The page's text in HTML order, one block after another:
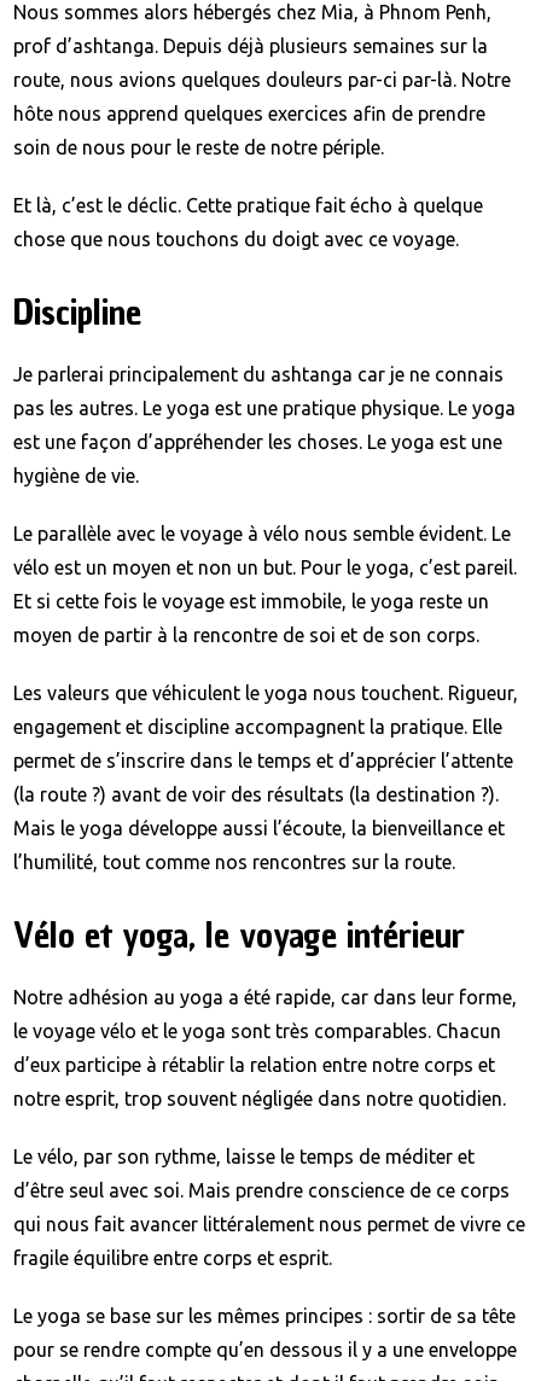
Nous sommes alors hébergés chez Mia, à Phnom Penh,
prof d’ashtanga. Depuis déjà plusieurs semaines sur la
route, nous avions quelques douleurs par-ci par-là. Notre
hôte nous apprend quelques exercices afin de prendre
soin de nous pour le reste de notre périple.
Et là, c’est le déclic. Cette pratique fait écho à quelque
chose que nous touchons du doigt avec ce voyage.
Discipline
Je parlerai principalement du ashtanga car je ne connais
pas les autres. Le yoga est une pratique physique. Le yoga
est une façon d’appréhender les choses. Le yoga est une
hygiène de vie.
Le parallèle avec le voyage à vélo nous semble évident. Le
vélo est un moyen et non un but. Pour le yoga, c’est pareil.
Et si cette fois le voyage est immobile, le yoga reste un
moyen de partir à la rencontre de soi et de son corps.
Les valeurs que véhiculent le yoga nous touchent. Rigueur,
engagement et discipline accompagnent la pratique. Elle
permet de s’inscrire dans le temps et d’apprécier l’attente
(la route ?) avant de voir des résultats (la destination ?).
Mais le yoga développe aussi l’écoute, la bienveillance et
l’humilité, tout comme nos rencontres sur la route.
Vélo et yoga, le voyage intérieur
Notre adhésion au yoga a été rapide, car dans leur forme,
le voyage vélo et le yoga sont très comparables. Chacun
d’eux participe à rétablir la relation entre notre corps et
notre esprit, trop souvent négligée dans notre quotidien.
Le vélo, par son rythme, laisse le temps de méditer et
d’être seul avec soi. Mais prendre conscience de ce corps
qui nous fait avancer littéralement nous permet de vivre ce
fragile équilibre entre corps et esprit.
Le yoga se base sur les mêmes principes : sortir de sa tête
pour se rendre compte qu’en dessous il y a une enveloppe